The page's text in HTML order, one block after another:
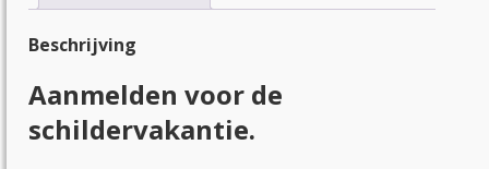
aantal
Beschrijving
Aanmelden voor de
schildervakantie.